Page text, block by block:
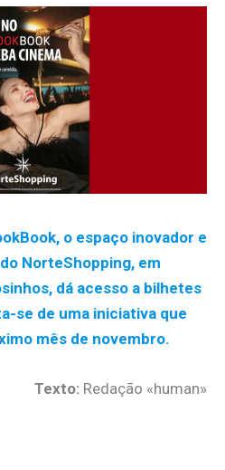
o espaço inovador e
NorteShopping, em
dá acesso a bilhetes
se de uma iniciativa que
mês de novembro.
Texto: Redação «human»